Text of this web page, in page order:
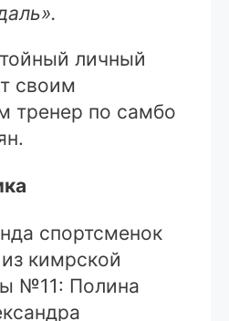
личный
своим
тренер по самбо
спортсменок
кимрской
№11: Полина